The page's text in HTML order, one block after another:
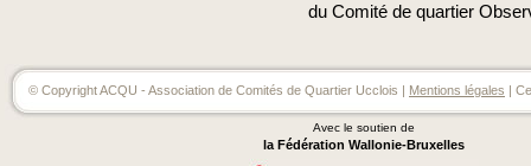
du Comité de quartier
© Copyright ACQU - Association de Comités de Quartier Ucclois | Mentions légales |
Avec le soutien de
la Fédération Wallonie-Bruxelles